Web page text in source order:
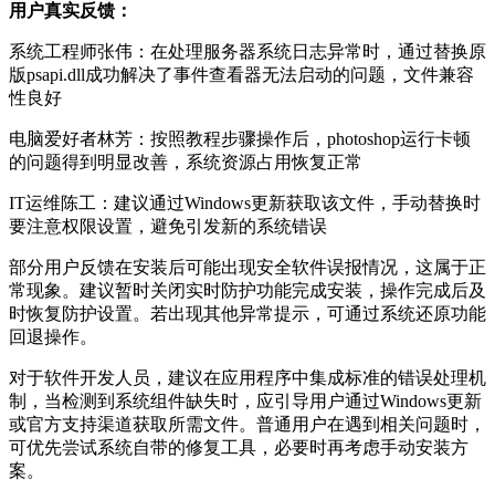
用户真实反馈：
系统工程师张伟：在处理服务器系统日志异常时，通过替换原
版psapi.dll成功解决了事件查看器无法启动的问题，文件兼容
性良好
电脑爱好者林芳：按照教程步骤操作后，photoshop运行卡顿
的问题得到明显改善，系统资源占用恢复正常
IT运维陈工：建议通过Windows更新获取该文件，手动替换时
要注意权限设置，避免引发新的系统错误
部分用户反馈在安装后可能出现安全软件误报情况，这属于正
常现象。建议暂时关闭实时防护功能完成安装，操作完成后及
时恢复防护设置。若出现其他异常提示，可通过系统还原功能
回退操作。
对于软件开发人员，建议在应用程序中集成标准的错误处理机
制，当检测到系统组件缺失时，应引导用户通过Windows更新
或官方支持渠道获取所需文件。普通用户在遇到相关问题时，
可优先尝试系统自带的修复工具，必要时再考虑手动安装方
案。